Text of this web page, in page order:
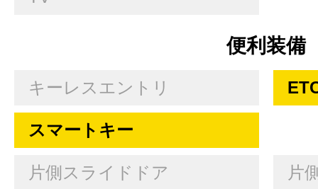
便利装備
キーレスエントリ
スマートキー
片側スライドドア 片